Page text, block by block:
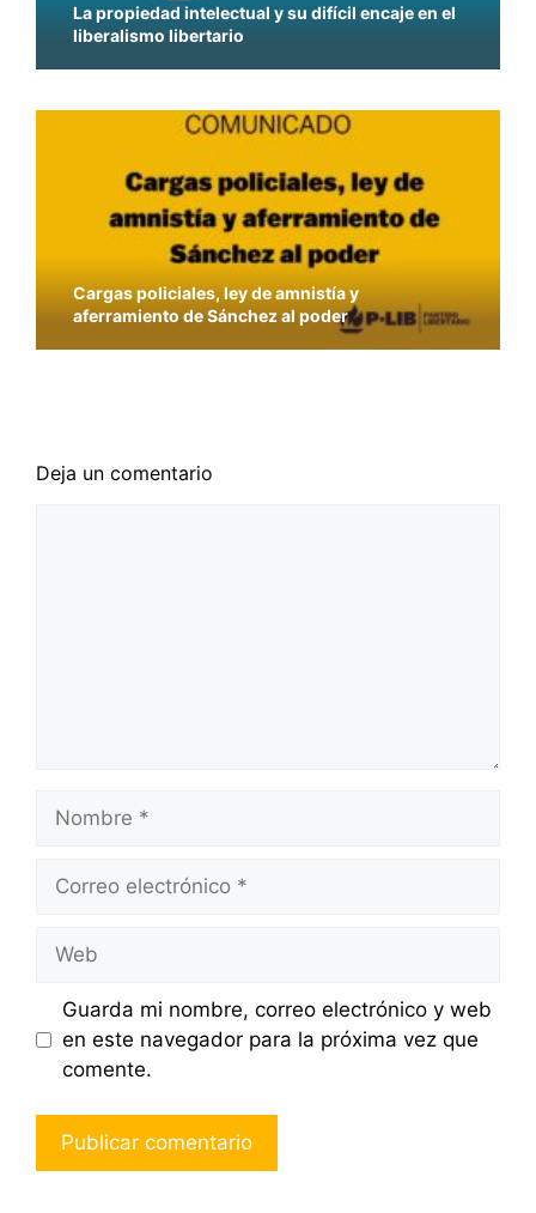
La propiedad intelectual y su difícil encaje en el
liberalismo libertario
Cargas policiales, ley de amnistía y
aferramiento de Sánchez al poder
La solución a los problemas sanitarios no pasa
por la vulneración de los derechos civiles
Deja un comentario
electrónico
Guarda mi nombre, correo electrónico y web
en este navegador para la próxima vez que
comente.